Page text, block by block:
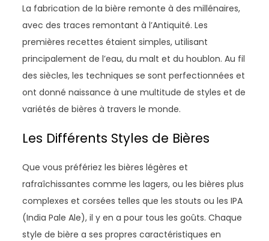
La fabrication de la bière remonte à des millénaires,
avec des traces remontant à l’Antiquité. Les
premières recettes étaient simples, utilisant
principalement de l’eau, du malt et du houblon. Au fil
des siècles, les techniques se sont perfectionnées et
ont donné naissance à une multitude de styles et de
variétés de bières à travers le monde.
Les Différents Styles de Bières
Que vous préfériez les bières légères et
rafraîchissantes comme les lagers, ou les bières plus
complexes et corsées telles que les stouts ou les IPA
(India Pale Ale), il y en a pour tous les goûts. Chaque
style de bière a ses propres caractéristiques en